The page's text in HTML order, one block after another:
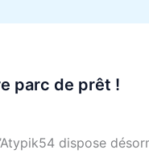
parc de prêt !
dispose